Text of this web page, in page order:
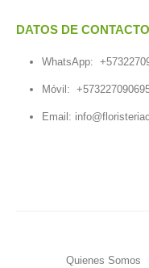
DATOS DE CONTACTO
WhatsApp:
Móvil:
Email:
Quienes Somos